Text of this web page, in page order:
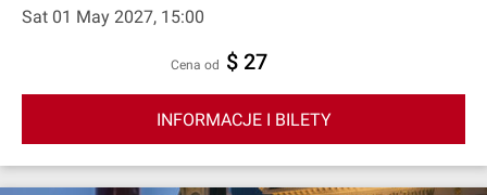
Sat 01 May 2027, 15:00
cena od $ 27
INFORMACJE I BILETY